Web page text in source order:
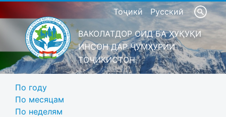
Тоҷикӣ Русский
ВАКОЛАТДОР ОИД БА ҲУҚУҚИ
ИНСОН ДАР ҶУМҲУРИИ
ТОҶИКИСТОН
По году
По месяцам
По неделям